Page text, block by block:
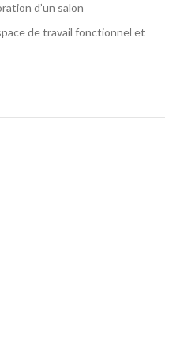
d’un salon
de travail fonctionnel et